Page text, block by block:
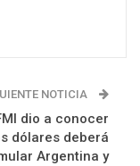
NOTICIA
dio a conocer
dólares deberá
Argentina y